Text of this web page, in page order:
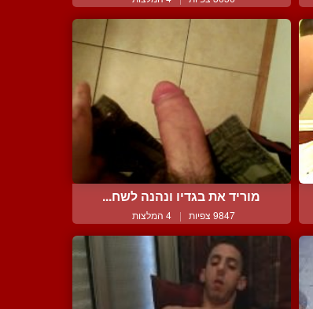
מוריד את בגדיו ונהנה לשח...
9847 צפיות | 4 המלצות